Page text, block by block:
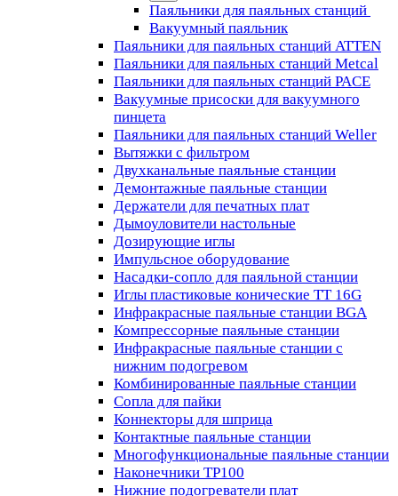
Паяльники для паяльных станций
Вакуумный паяльник
Паяльники для паяльных станций ATTEN
Паяльники для паяльных станций Metcal
Паяльники для паяльных станций PACE
Вакуумные присоски для вакуумного
пинцета
Паяльники для паяльных станций Weller
Вытяжки с фильтром
Двухканальные паяльные станции
Демонтажные паяльные станции
Держатели для печатных плат
Дымоуловители настольные
Дозирующие иглы
Импульсное оборудование
Насадки-сопло для паяльной станции
Иглы пластиковые конические TT 16G
Инфракрасные паяльные станции BGA
Компрессорные паяльные станции
Инфракрасные паяльные станции с
нижним подогревом
Комбинированные паяльные станции
Сопла для пайки
Коннекторы для шприца
Контактные паяльные станции
Многофункциональные паяльные станции
Наконечники TP100
Нижние подогреватели плат